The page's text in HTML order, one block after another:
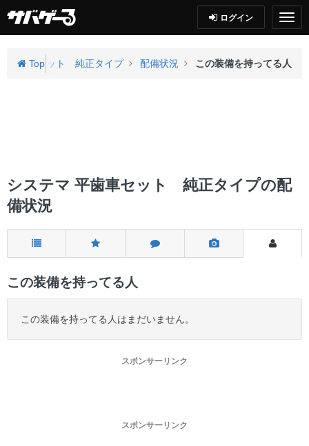
ログイン
Top
平歯車セット 純正タイプ 配備状況 この装備を持ってる人
システマ 平歯車セット 純正タイプの配
備状況
この装備を持ってる人
この装備を持ってる人はまだいません。
スポンサーリンク
スポンサーリンク